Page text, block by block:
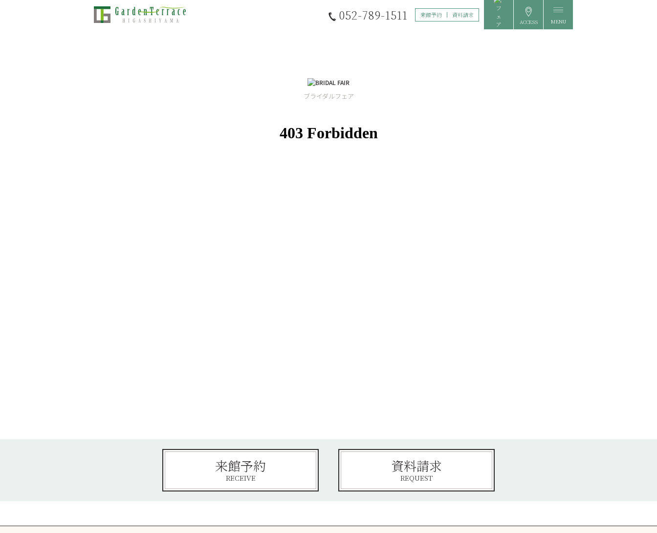
052-789-1511 来館予約 資料請求
ACCESS MENU
ブライダルフェア
来館予約
RECEIVE
資料請求
REQUEST